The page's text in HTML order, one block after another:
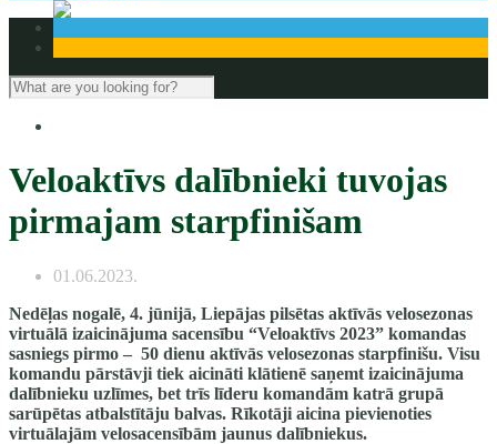
Veloaktīvs dalībnieki tuvojas
pirmajam starpfinišam
01.06.2023.
Nedēļas nogalē, 4. jūnijā, Liepājas pilsētas aktīvās velosezonas
virtuālā izaicinājuma sacensību “Veloaktīvs 2023” komandas
sasniegs pirmo – 50 dienu aktīvās velosezonas starpfinišu. Visu
komandu pārstāvji tiek aicināti klātienē saņemt izaicinājuma
dalībnieku uzlīmes, bet trīs līderu komandām katrā grupā
sarūpētas atbalstītāju balvas. Rīkotāji aicina pievienoties
virtuālajām velosacensībām jaunus dalībniekus.